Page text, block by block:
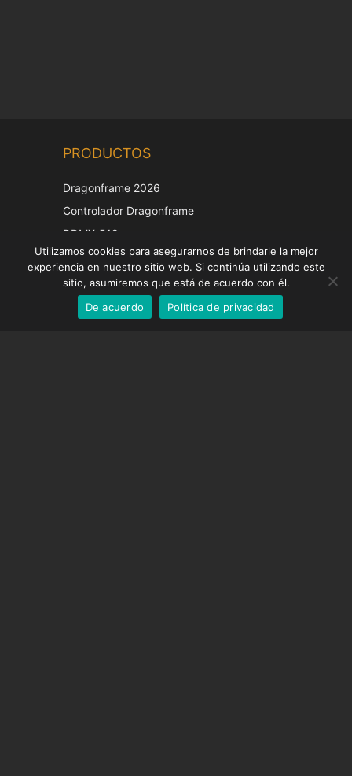
PRODUCTOS
Dragonframe 2026
Controlador Dragonframe
DDMX-512
DMC-32
Tapa de corrección EOS LV
Utilizamos cookies para asegurarnos de brindarle la mejor
experiencia en nuestro sitio web. Si continúa utilizando este
sitio, asumiremos que está de acuerdo con él.
De acuerdo
Política de privacidad
Spanish
English
German